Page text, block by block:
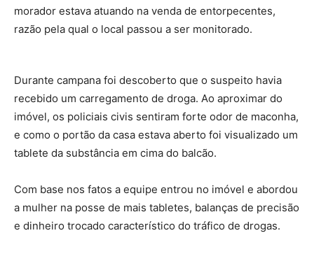
morador estava atuando na venda de entorpecentes,
razão pela qual o local passou a ser monitorado.
Durante campana foi descoberto que o suspeito havia
recebido um carregamento de droga. Ao aproximar do
imóvel, os policiais civis sentiram forte odor de maconha,
e como o portão da casa estava aberto foi visualizado um
tablete da substância em cima do balcão.
Com base nos fatos a equipe entrou no imóvel e abordou
a mulher na posse de mais tabletes, balanças de precisão
e dinheiro trocado característico do tráfico de drogas.